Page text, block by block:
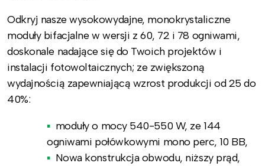
Odkryj nasze wysokowydajne, monokrystaliczne
moduły bifacjalne w wersji z 60, 72 i 78 ogniwami,
doskonale nadające się do Twoich projektów i
instalacji fotowoltaicznych; ze zwiększoną
wydajnością zapewniającą wzrost produkcji od 25 do
40%:
moduły o mocy 540-550 W, ze 144
ogniwami połówkowymi mono perc, 10 BB,
Nowa konstrukcja obwodu, niższy prąd,